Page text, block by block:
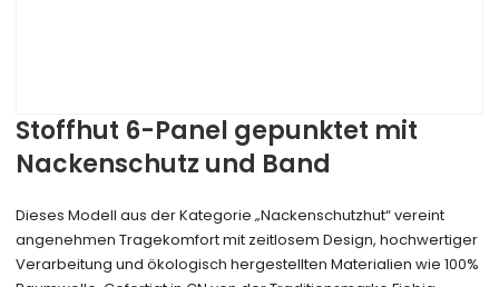
Stoffhut 6-Panel gepunktet mit
Nackenschutz und Band
Dieses Modell aus der Kategorie „Nackenschutzhut“ vereint
angenehmen Tragekomfort mit zeitlosem Design, hochwertiger
Verarbeitung und ökologisch hergestellten Materialien wie 100%